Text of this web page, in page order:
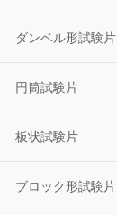
ダンベル形試験片
円筒試験片
板状試験片
ブロック形試験片